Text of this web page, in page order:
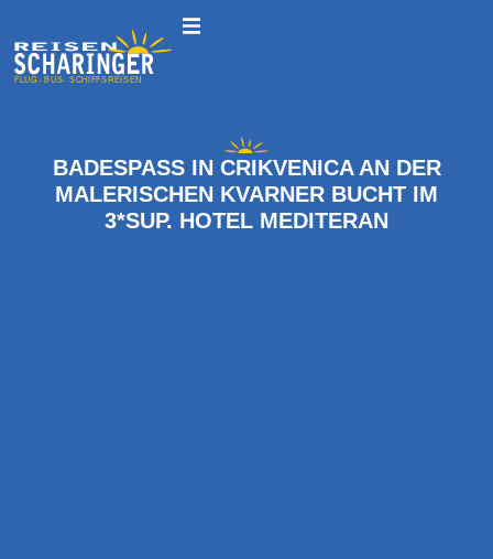
BADESPASS IN CRIKVENICA AN DER
MALERISCHEN KVARNER BUCHT IM
3*SUP. HOTEL MEDITERAN